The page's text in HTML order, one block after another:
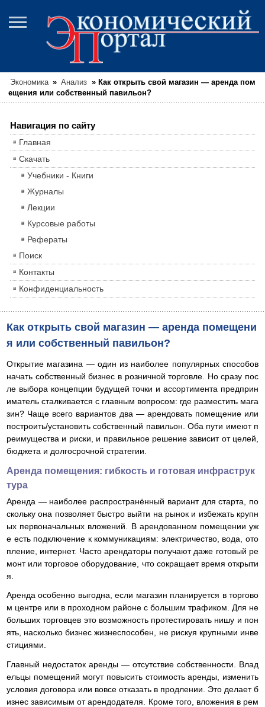
Экономика » Анализ » Как открыть свой магазин — аренда пом
ещения или собственный павильон?
Навигация по сайту
Главная
Скачать
Учебники - Книги
Журналы
Лекции
Курсовые работы
Рефераты
Поиск
Контакты
Конфиденциальность
Как открыть свой магазин — аренда помещени
я или собственный павильон?
Открытие магазина — один из наиболее популярных способов
начать собственный бизнес в розничной торговле. Но сразу пос
ле выбора концепции будущей точки и ассортимента предприн
иматель сталкивается с главным вопросом: где разместить мага
зин? Чаще всего вариантов два — арендовать помещение или
построить/установить собственный павильон. Оба пути имеют п
реимущества и риски, и правильное решение зависит от целей,
бюджета и долгосрочной стратегии.
Аренда помещения: гибкость и готовая инфраструк
тура
Аренда — наиболее распространённый вариант для старта, по
скольку она позволяет быстро выйти на рынок и избежать крупн
ых первоначальных вложений. В арендованном помещении уж
е есть подключение к коммуникациям: электричество, вода, ото
пление, интернет. Часто арендаторы получают даже готовый ре
монт или торговое оборудование, что сокращает время открыти
я.
Аренда особенно выгодна, если магазин планируется в торгово
м центре или в проходном районе с большим трафиком. Для не
больших торговцев это возможность протестировать нишу и пон
ять, насколько бизнес жизнеспособен, не рискуя крупными инве
стициями.
Главный недостаток аренды — отсутствие собственности. Влад
ельцы помещений могут повысить стоимость аренды, изменить
условия договора или вовсе отказать в продлении. Это делает б
изнес зависимым от арендодателя. Кроме того, вложения в рем